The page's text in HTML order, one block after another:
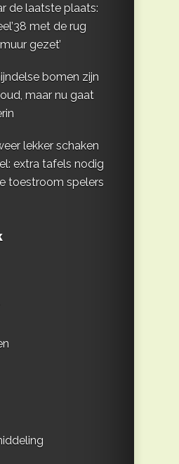
de laatste plaats:
met de rug
gezet’
bomen zijn
maar nu gaat
lekker schaken
extra tafels nodig
toestroom spelers